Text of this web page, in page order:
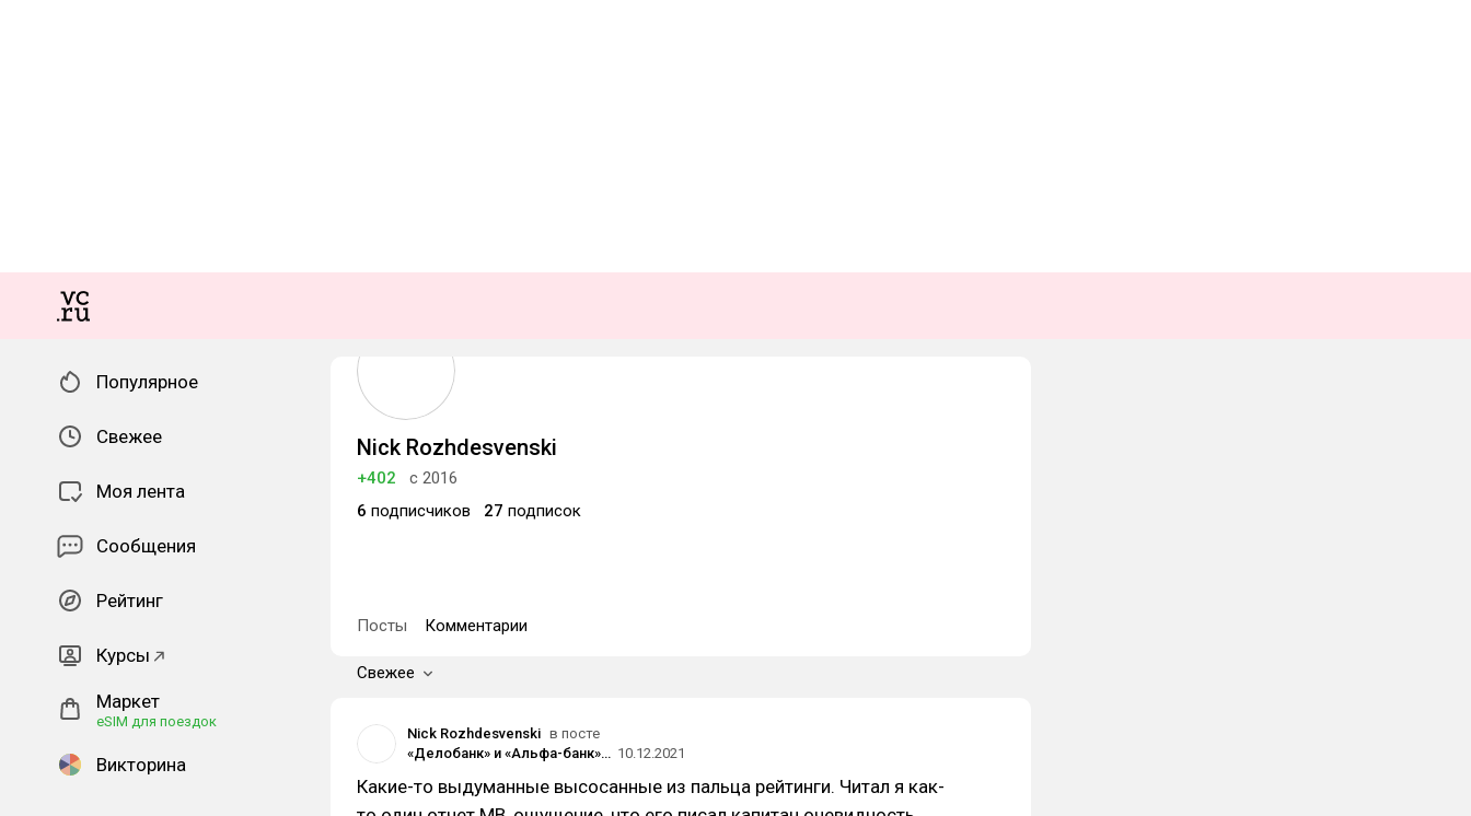
Популярное
Свежее
Моя лента
Сообщения
Рейтинг
Курсы
Маркет
eSIM для поездок
Викторина
Nick Rozhdesvenski
+402
с 2016
6 подписчиков 27 подписок
Посты Комментарии
Свежее
Nick Rozhdesvenski в посте
«Делобанк» и «Альфа-банк» возглавили рейтинг лучших интернет-банков для предпринимателей по версии Markswebb 10.12.2021
Какие-то выдуманные высосанные из пальца рейтинги. Читал я как-